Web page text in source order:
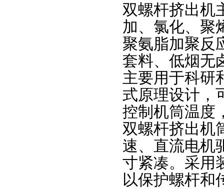
双螺杆挤出机
加、氯化、聚
聚氨脂加聚反
套料、低烟无
主要用于科研
式原理设计，
控制机筒温度
双螺杆挤出机
速、直流电机
寸紧凑。采用
以保护螺杆和